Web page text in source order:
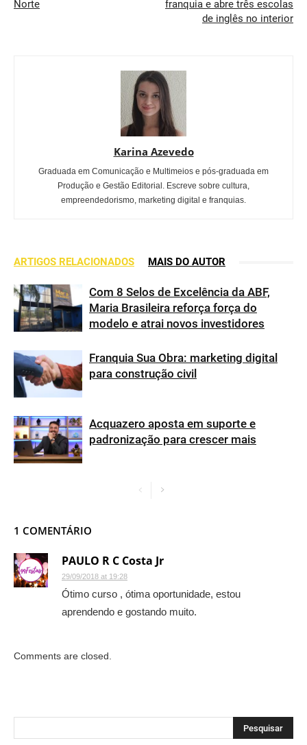
Norte
franquia e abre três escolas
de inglês no interior
Karina Azevedo
Graduada em Comunicação e Multimeios e pós-graduada em
Produção e Gestão Editorial. Escreve sobre cultura,
empreendedorismo, marketing digital e franquias.
ARTIGOS RELACIONADOS MAIS DO AUTOR
Com 8 Selos de Excelência da ABF,
Maria Brasileira reforça força do
modelo e atrai novos investidores
Franquia Sua Obra: marketing digital
para construção civil
Acquazero aposta em suporte e
padronização para crescer mais
1 COMENTÁRIO
PAULO R C Costa Jr
29/09/2018 at 19:28
Ótimo curso , ótima oportunidade, estou
aprendendo e gostando muito.
Comments are closed.